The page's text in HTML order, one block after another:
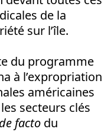
de la
sur l’île.
du programme
à l’expropriation
américaines
secteurs clés
de facto du